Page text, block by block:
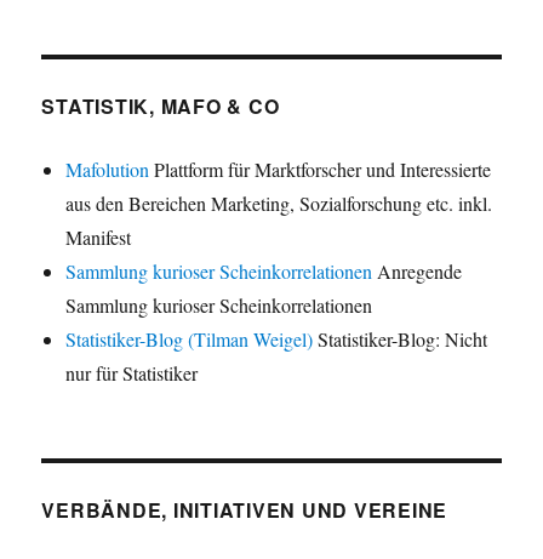
STATISTIK, MAFO & CO
MafolutionPlattform für Marktforscher und Interessierte
aus den Bereichen Marketing, Sozialforschung etc. inkl.
Manifest
Sammlung kurioser ScheinkorrelationenAnregende
Sammlung kurioser Scheinkorrelationen
Statistiker-Blog (Tilman Weigel)Statistiker-Blog: Nicht
nur für Statistiker
VERBÄNDE, INITIATIVEN UND VEREINE